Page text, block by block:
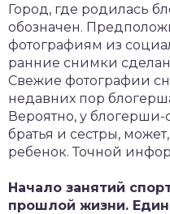
Город, где родилась
обозначен.
фотографиям из
ранние снимки
Свежие фотографии
недавних пор
Вероятно, у
братья и сестры,
ребенок. Точной
Начало занятий
прошлой жизни.